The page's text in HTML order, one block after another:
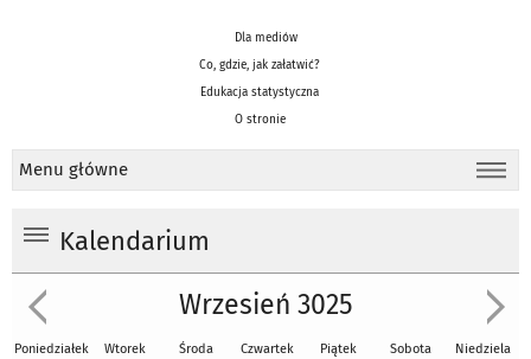
Dla mediów
Co, gdzie, jak załatwić?
Edukacja statystyczna
O stronie
Menu główne
Kalendarium
Wrzesień 3025
Poniedziałek Wtorek Środa Czwartek Piątek Sobota Niedziela